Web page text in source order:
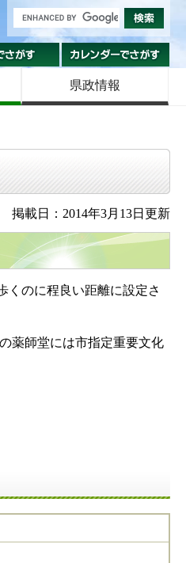
組織でさがす
県政情報
掲載日：2014年3月13日更新
くのに程良い距離に設定さ
薬師堂には市指定重要文化